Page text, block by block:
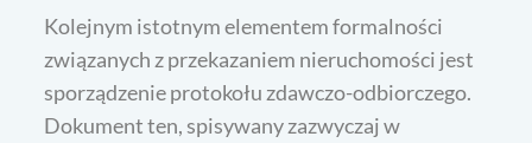
Kolejnym istotnym elementem formalności
związanych z przekazaniem nieruchomości jest
sporządzenie protokołu zdawczo-odbiorczego.
Dokument ten, spisywany zazwyczaj w